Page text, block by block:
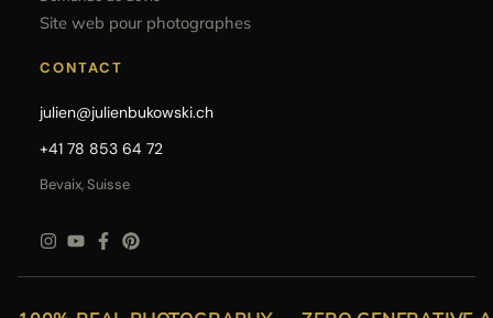
Site web pour photographes
CONTACT
julien@julienbukowski.ch
+41 78 853 64 72
Bevaix, Suisse